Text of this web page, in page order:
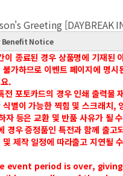
Greeting [DAYBREAK
Benefit Notice
이 종료된 경우 상품명에 기재된
불가하므로 이벤트 페이지에 명
.
전 포토카드의 경우 인쇄 출력물
식별이 가능한 찍힘 및 스크래치,
자 등은 교환 및 반품 사유가 될
경우 증정품인 특전과 함께 출고
및 제작 일정에 따라출고 지연될
event period is over,